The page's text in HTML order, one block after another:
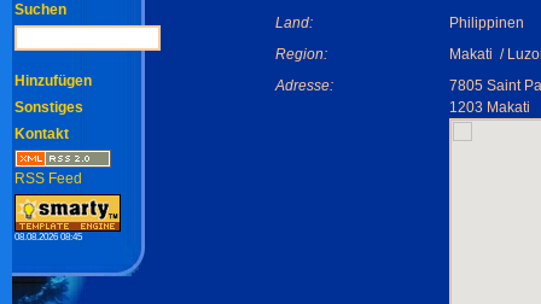
Land:
Philippinen
Region:
Makati /
Adresse:
7805 Saint
1203 Makati
Suchen
Hinzufügen
Sonstiges
Kontakt
RSS Feed
08.08.2026 08:45